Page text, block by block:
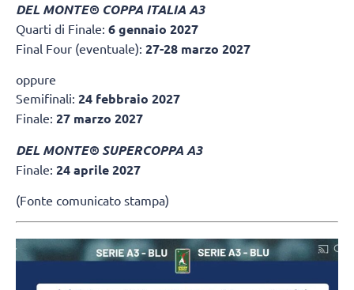
DEL MONTE® COPPA ITALIA A3
Quarti di Finale: 6 gennaio 2027
Final Four (eventuale): 27-28 marzo 2027
oppure
Semifinali: 24 febbraio 2027
Finale: 27 marzo 2027
DEL MONTE® SUPERCOPPA A3
Finale: 24 aprile 2027
(Fonte comunicato stampa)